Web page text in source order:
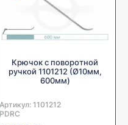
Крючок с поворотной
ручкой 1101212 (Ø10мм,
600мм)
Артикул: 1101212
Производитель:
PDRC